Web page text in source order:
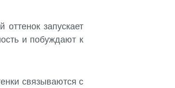
запускает
и побуждают к
связываются с